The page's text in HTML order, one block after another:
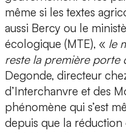
même si les textes
aussi Bercy ou le
écologique (MTE), « le
reste la première porte
Degonde, directeur
d’Interchanvre et des
phénomène qui s’est
depuis que la